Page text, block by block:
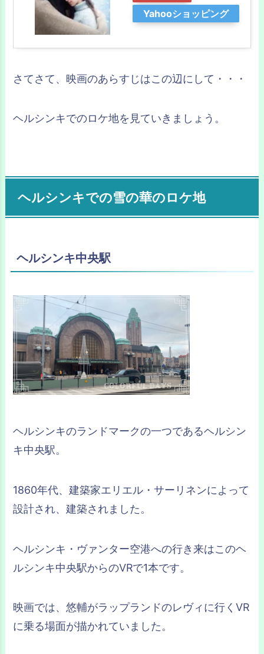
Yahooショッピング
さてさて、映画のあらすじはこの辺にして・・・
ヘルシンキでのロケ地を見ていきましょう。
ヘルシンキでの雪の華のロケ地
ヘルシンキ中央駅
ヘルシンキのランドマークの一つであるヘルシン
キ中央駅。
1860年代、建築家エリエル・サーリネンによって
設計され、建築されました。
ヘルシンキ・ヴァンター空港への行き来はこのヘ
ルシンキ中央駅からのVRで1本です。
映画では、悠輔がラップランドのレヴィに行くVR
に乗る場面が描かれていました。